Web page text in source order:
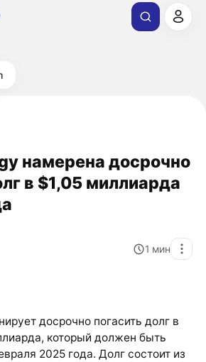
намерена досрочно
в $1,05 миллиарда
1 мин
досрочно погасить долг в
который должен быть
2025 года. Долг состоит из